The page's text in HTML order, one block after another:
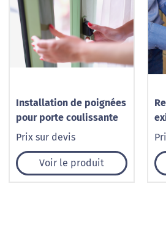
Installation de poignées
pour porte coulissante
Prix sur devis
Voir le produit